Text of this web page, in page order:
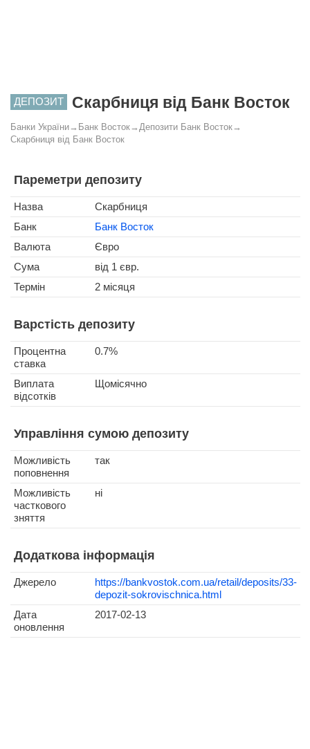
ДЕПОЗИТ Скарбниця від Банк Восток
Банки України→ Банк Восток→ Депозити Банк Восток→
Скарбниця від Банк Восток
Пареметри депозиту
Назва
Скарбниця
Банк
Банк Восток
Валюта
Євро
Сума
від 1 євр.
Термін
2 місяця
Варстість депозиту
Процентна
ставка
0.7%
Виплата
відсотків
Щомісячно
Управління сумою депозиту
Можливість
поповнення
так
Можливість
часткового
зняття
ні
Додаткова інформація
Джерело
https://bankvostok.com.ua/retail/deposits/33-
depozit-sokrovischnica.html
Дата
оновлення
2017-02-13